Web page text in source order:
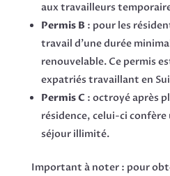
aux travailleurs
Permis B : pour les
travail d’une durée
renouvelable. Ce permis
expatriés travaillant en
Permis C : octroyé après
résidence, celui-ci
séjour illimité.
Important à noter : pour